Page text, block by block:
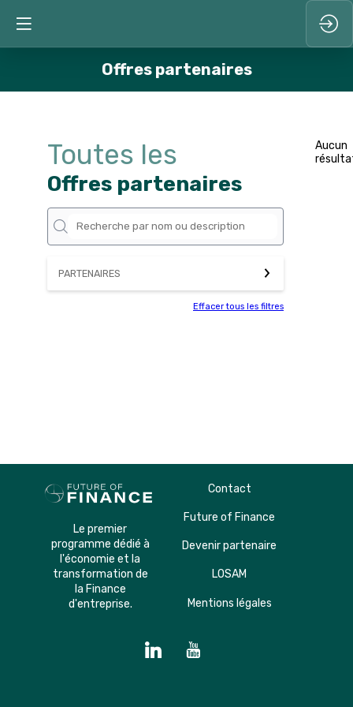
Offres partenaires
Toutes les
Offres partenaires
PARTENAIRES
Effacer tous les filtres
Aucun
Le premier
programme dédié à
l'économie et la
transformation de
la Finance
Contact
Future of Finance
Devenir partenaire
LOSAM
Mentions légales